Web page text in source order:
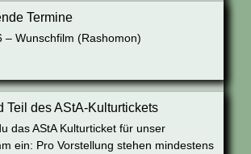
Termine
– Wunschfilm (Rashomon)
Teil des AStA-Kulturtickets
das AStA Kulturticket für unser
ein: Pro Vorstellung stehen mindestens